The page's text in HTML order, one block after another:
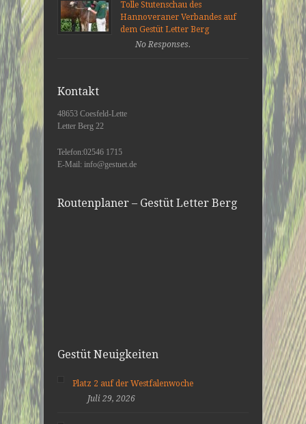
Tolle Stutenschau des
Hannoveraner Verbandes auf
dem Gestüt Letter Berg
No Responses.
Kontakt
48653 Coesfeld-Lette
Letter Berg 22
Telefon:02546 1715
E-Mail: info@gestuet.de
Routenplaner – Gestüt Letter Berg
Gestüt Neuigkeiten
Platz 2 auf der Westfalenwoche
Juli 29, 2026